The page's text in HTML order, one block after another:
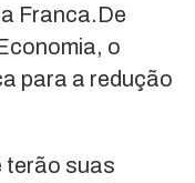
Franca.De
o
para a redução
terão suas